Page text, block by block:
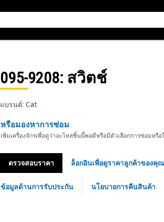
095-9208: สวิตช์
แบรนด์: Cat
หรือมองหาการซ่อม
เพิ่มเครื่องจักรเพื่อดูว่าอะไหล่ชิ้นนี้พอดีหรือมีตัวเลือกการซ่อมหรือ
ตรวจสอบราคา ล็อกอินเพื่อดูราคาลูกค้าของคุณ
ข้อมูลด้านการรับประกัน นโยบายการคืนสินค้า